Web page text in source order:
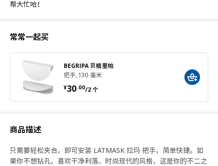
帮大忙哈！
常常一起买
BEGRIPA 贝格里帕
把手, 130 毫米
¥30.00/2 个
¥ 30.00/2 个
商品描述
只需要轻松夹合，即可安装 LATMASK 拉玛 把手，简单快捷。如
果你不想钻孔，喜欢干净利落、时尚现代的风格，这是你的不二之